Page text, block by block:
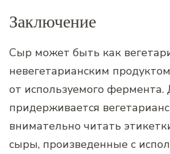
Заключение
Сыр может быть как
невегетарианским
от используемого фермента.
придерживается
внимательно читать
сыры, произведенные с